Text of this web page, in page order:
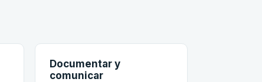
Documentar y
comunicar